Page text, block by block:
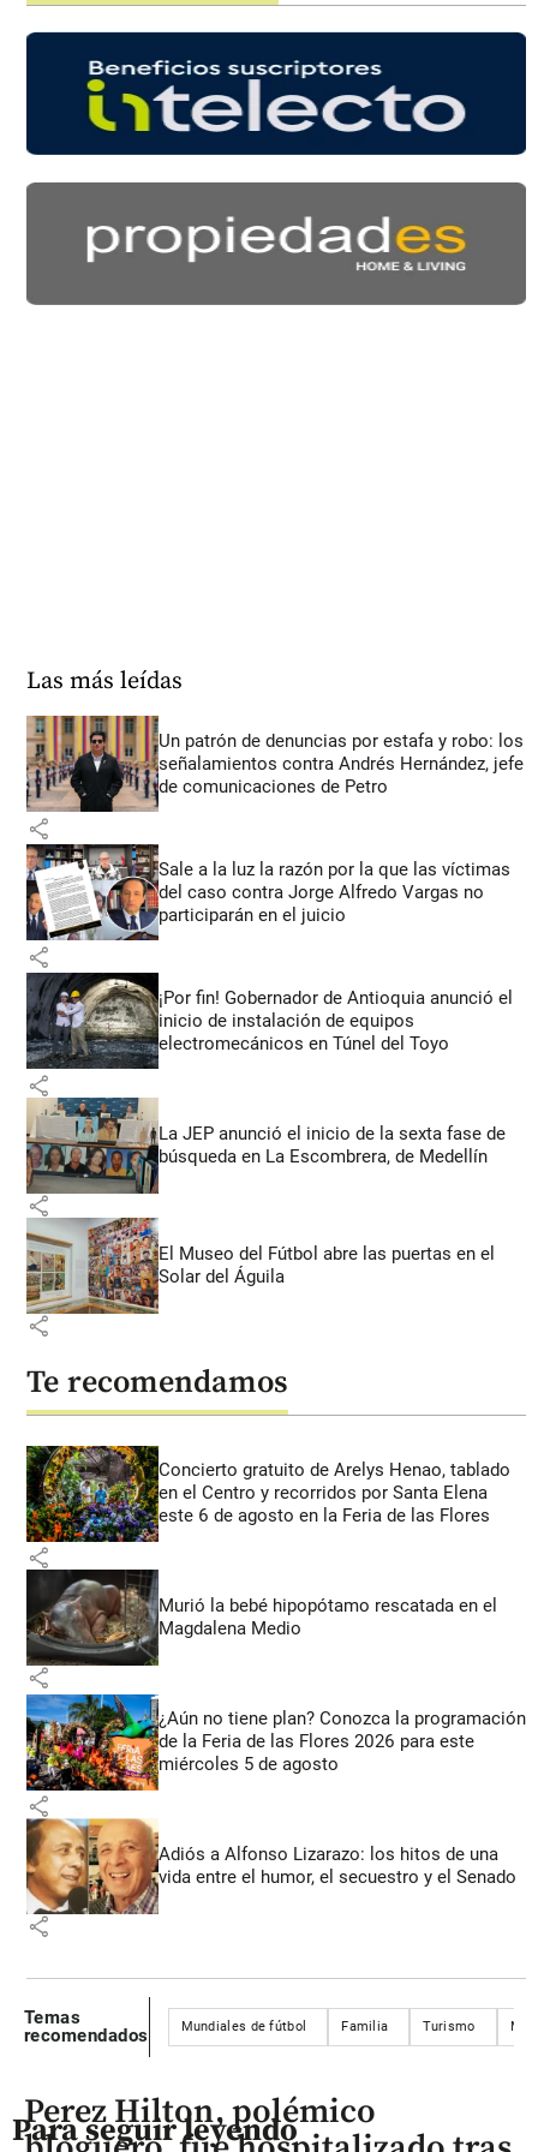
Las más leídas
Un patrón de denuncias por estafa y robo: los
señalamientos contra Andrés Hernández, jefe
de comunicaciones de Petro
share
Sale a la luz la razón por la que las víctimas
del caso contra Jorge Alfredo Vargas no
participarán en el juicio
share
¡Por fin! Gobernador de Antioquia anunció el
inicio de instalación de equipos
electromecánicos en Túnel del Toyo
share
La JEP anunció el inicio de la sexta fase de
búsqueda en La Escombrera, de Medellín
share
El Museo del Fútbol abre las puertas en el
Solar del Águila
share
Te recomendamos
Concierto gratuito de Arelys Henao, tablado
en el Centro y recorridos por Santa Elena
este 6 de agosto en la Feria de las Flores
share
Murió la bebé hipopótamo rescatada en el
Magdalena Medio
share
¿Aún no tiene plan? Conozca la programación
de la Feria de las Flores 2026 para este
miércoles 5 de agosto
share
Adiós a Alfonso Lizarazo: los hitos de una
vida entre el humor, el secuestro y el Senado
share
Temas
recomendados
Mundiales de fútbol Familia Turismo
Para seguir leyendo
Perez Hilton, polémico